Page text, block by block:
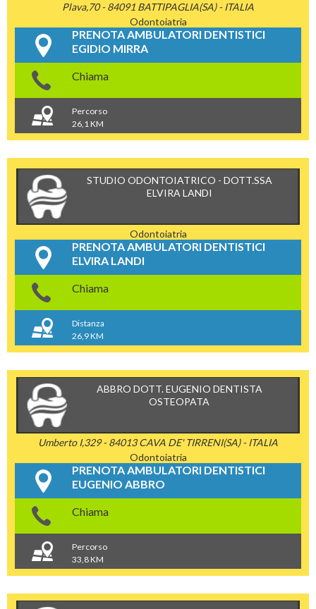
Plava,70 - 84091 BATTIPAGLIA(SA) - ITALIA
Odontoiatria
PRENOTA AMBULATORI DENTISTICI
EGIDIO MIRRA
Chiama
Percorso
26,1 KM
STUDIO ODONTOIATRICO - DOTT.SSA
ELVIRA LANDI
Odontoiatria
PRENOTA AMBULATORI DENTISTICI
ELVIRA LANDI
Chiama
Distanza
26,9 KM
ABBRO DOTT. EUGENIO DENTISTA
OSTEOPATA
Umberto I,329 - 84013 CAVA DE' TIRRENI(SA) - ITALIA
Odontoiatria
PRENOTA AMBULATORI DENTISTICI
EUGENIO ABBRO
Chiama
Percorso
33,8 KM